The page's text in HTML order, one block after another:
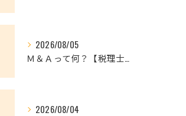
2026/08/05
Ｍ＆Ａって何？【税理士だからできること】
2026/08/04